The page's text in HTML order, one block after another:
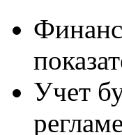
Учет